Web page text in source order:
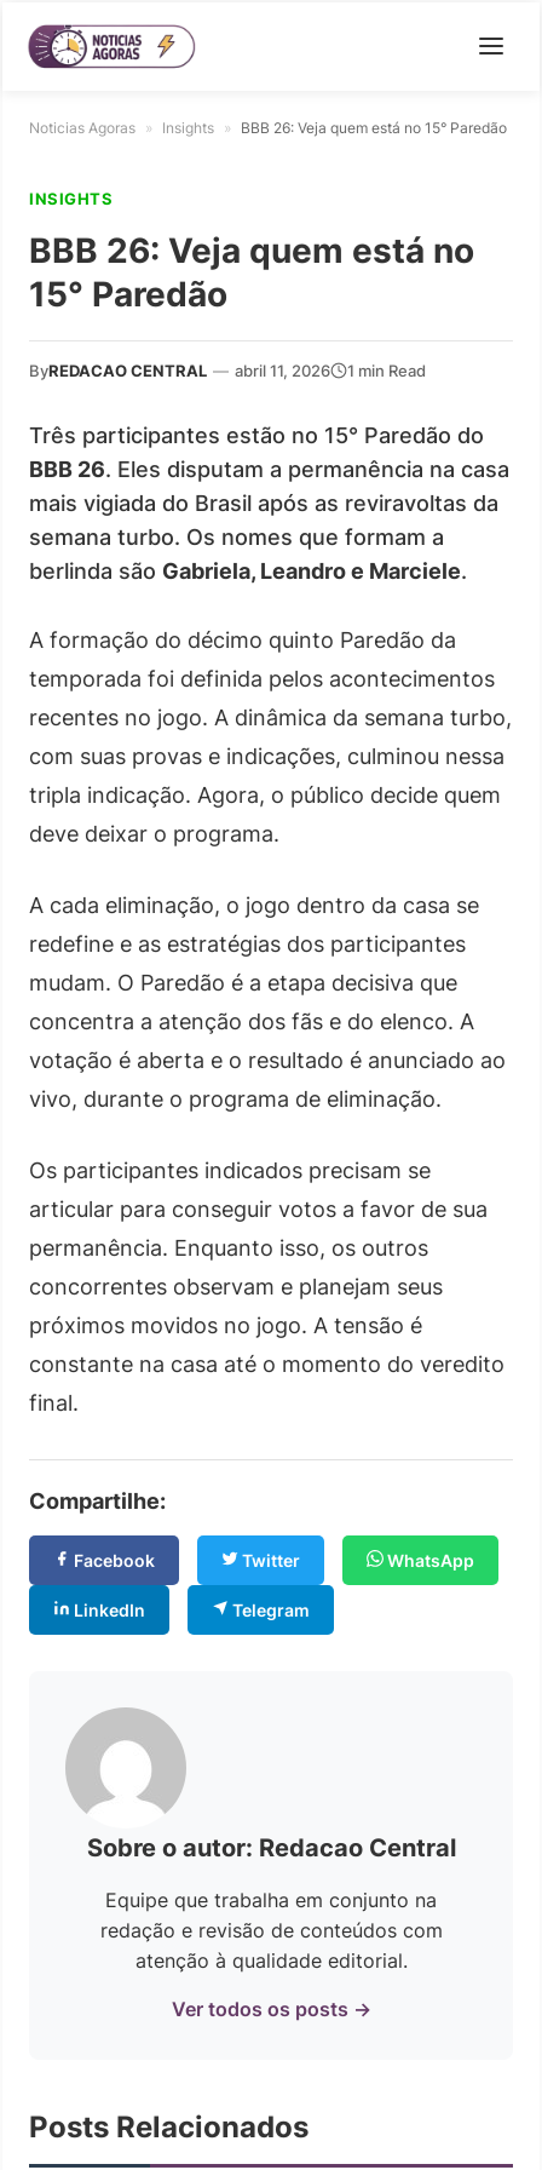
Noticias Agoras » Insights » BBB 26: Veja quem está no 15° Paredão
INSIGHTS
BBB 26: Veja quem está no
15° Paredão
ByREDACAO CENTRAL — abril 11, 2026 1 min Read
Três participantes estão no 15° Paredão do
BBB 26. Eles disputam a permanência na casa
mais vigiada do Brasil após as reviravoltas da
semana turbo. Os nomes que formam a
berlinda são Gabriela, Leandro e Marciele.
A formação do décimo quinto Paredão da
temporada foi definida pelos acontecimentos
recentes no jogo. A dinâmica da semana turbo,
com suas provas e indicações, culminou nessa
tripla indicação. Agora, o público decide quem
deve deixar o programa.
A cada eliminação, o jogo dentro da casa se
redefine e as estratégias dos participantes
mudam. O Paredão é a etapa decisiva que
concentra a atenção dos fãs e do elenco. A
votação é aberta e o resultado é anunciado ao
vivo, durante o programa de eliminação.
Os participantes indicados precisam se
articular para conseguir votos a favor de sua
permanência. Enquanto isso, os outros
concorrentes observam e planejam seus
próximos movidos no jogo. A tensão é
constante na casa até o momento do veredito
final.
Compartilhe:
Facebook Twitter WhatsApp
LinkedIn Telegram
Sobre o autor: Redacao Central
Equipe que trabalha em conjunto na
redação e revisão de conteúdos com
atenção à qualidade editorial.
Ver todos os posts →
Posts Relacionados